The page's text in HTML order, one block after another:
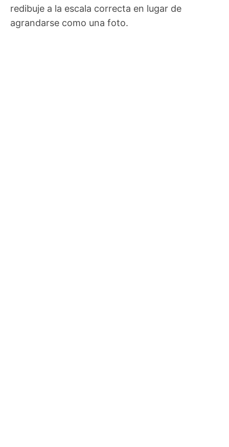
redibuje a la escala correcta en lugar de
agrandarse como una foto.